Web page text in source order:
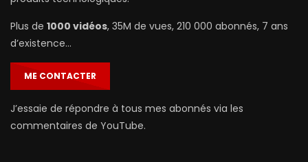
Plus de 1000 vidéos, 35M de vues, 210 000 abonnés, 7 ans
d’existence…
ME CONTACTER
J’essaie de répondre à tous mes abonnés via les
commentaires de YouTube.